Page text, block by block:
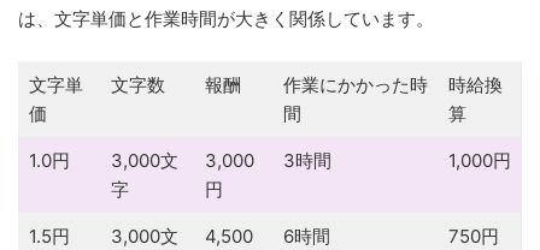
は、文字単価と作業時間が大きく関係しています。
文字単
価
文字数 報酬
作業にかかった時
間
時給換
算
1.0円
3,000文
字
3,000
円
3時間 1,000円
1.5円
3,000文
4,500
6時間 750円